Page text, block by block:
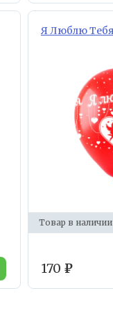
Я Люблю Тебя
Товар в наличии
170 ₽